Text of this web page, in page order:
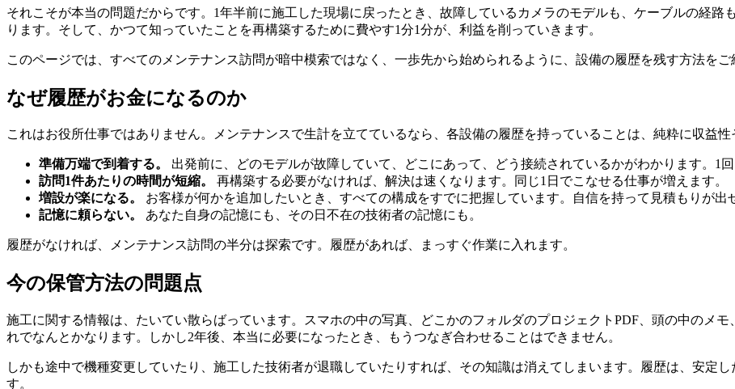
それこそが本当の問題だからです。1年半前に施工した現場に戻ったとき、故障しているカメラのモデルも、ケーブルの経
ります。そして、かつて知っていたことを再構築するために費やす1分1分が、利益を削っていきます。
このページでは、すべてのメンテナンス訪問が暗中模索ではなく、一歩先から始められるように、設備の履歴を残す方法をご
なぜ履歴がお金になるのか
これはお役所仕事ではありません。メンテナンスで生計を立てているなら、各設備の履歴を持っていることは、純粋に収益性
準備万端で到着する。
出発前に、どのモデルが故障していて、どこにあって、どう接続されているかがわかります。1
訪問1件あたりの時間が短縮。
再構築する必要がなければ、解決は速くなります。同じ1日でこなせる仕事が増えます。
増設が楽になる。
お客様が何かを追加したいとき、すべての構成をすでに把握しています。自信を持って見積もりが出
記憶に頼らない。
あなた自身の記憶にも、その日不在の技術者の記憶にも。
履歴がなければ、メンテナンス訪問の半分は探索です。履歴があれば、まっすぐ作業に入れます。
今の保管方法の問題点
施工に関する情報は、たいてい散らばっています。スマホの中の写真、どこかのフォルダのプロジェクトPDF、頭の中のメ
れでなんとかなります。しかし2年後、本当に必要になったとき、もうつなぎ合わせることはできません。
しかも途中で機種変更していたり、施工した技術者が退職していたりすれば、その知識は消えてしまいます。履歴は、安定
す。